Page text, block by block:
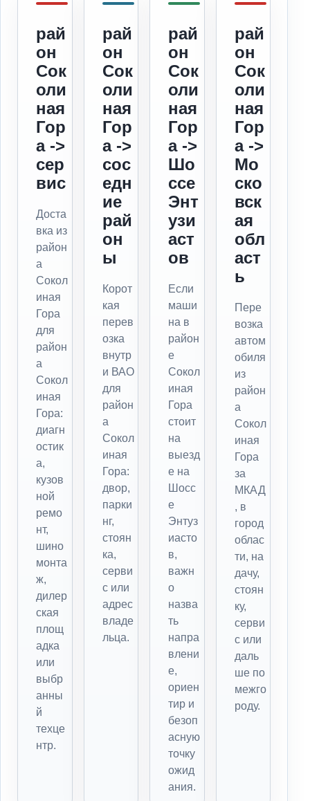
рай
он
Сок
оли
ная
Гор
а ->
сер
вис
Доста
вка из
район
а
Сокол
иная
Гора
для
район
а
Сокол
иная
Гора:
диагн
остик
а,
кузов
ной
ремо
нт,
шино
монта
ж,
дилер
ская
площ
адка
или
выбр
анны
й
техце
нтр.
рай
он
Сок
оли
ная
Гор
а ->
сос
едн
ие
рай
он
ы
Корот
кая
перев
озка
внутр
и ВАО
для
район
а
Сокол
иная
Гора:
двор,
парки
нг,
стоян
ка,
серви
с или
адрес
владе
льца.
рай
он
Сок
оли
ная
Гор
а ->
Шо
ссе
Энт
узи
аст
ов
Если
маши
на в
район
е
Сокол
иная
Гора
стоит
на
выезд
е на
Шосс
е
Энтуз
иасто
в,
важн
о
назва
ть
напра
влени
е,
ориен
тир и
безоп
асную
точку
ожид
ания.
рай
он
Сок
оли
ная
Гор
а ->
Мо
ско
вск
ая
обл
аст
ь
Пере
возка
автом
обиля
из
район
а
Сокол
иная
Гора
за
МКАД
, в
город
облас
ти, на
дачу,
стоян
ку,
серви
с или
даль
ше по
межго
роду.